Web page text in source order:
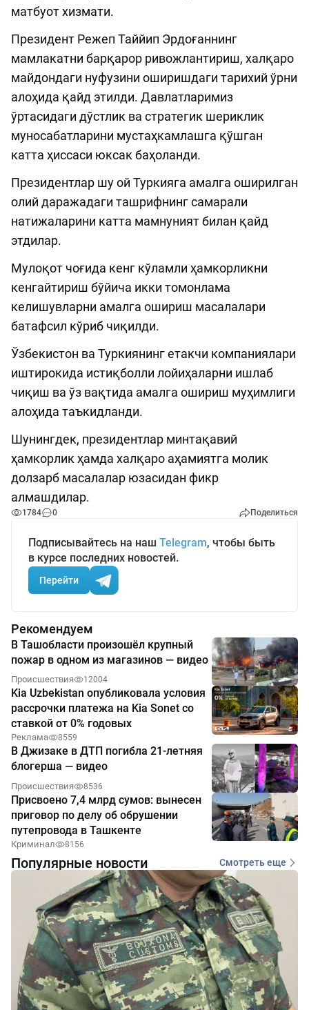
матбуот хизмати.
Президент Режеп Таййип Эрдоғаннинг
мамлакатни барқарор ривожлантириш, халқаро
майдондаги нуфузини оширишдаги тарихий ўрни
алоҳида қайд этилди. Давлатларимиз
ўртасидаги дўстлик ва стратегик шериклик
муносабатларини мустаҳкамлашга қўшган
катта ҳиссаси юксак баҳоланди.
Президентлар шу ой Туркияга амалга оширилган
олий даражадаги ташрифнинг самарали
натижаларини катта мамнуният билан қайд
этдилар.
Мулоқот чоғида кенг кўламли ҳамкорликни
кенгайтириш бўйича икки томонлама
келишувларни амалга ошириш масалалари
батафсил кўриб чиқилди.
Ўзбекистон ва Туркиянинг етакчи компаниялари
иштирокида истиқболли лойиҳаларни ишлаб
чиқиш ва ўз вақтида амалга ошириш муҳимлиги
алоҳида таъкидланди.
Шунингдек, президентлар минтақавий
ҳамкорлик ҳамда халқаро аҳамиятга молик
долзарб масалалар юзасидан фикр
алмашдилар.
1784 0 Поделиться
Подписывайтесь на наш Telegram, чтобы быть
в курсе последних новостей.
Перейти
Рекомендуем
В Ташобласти произошёл крупный
пожар в одном из магазинов — видео
Происшествия 12004
Kia Uzbekistan опубликовала условия
рассрочки платежа на Kia Sonet со
ставкой от 0% годовых
Реклама 8559
В Джизаке в ДТП погибла 21-летняя
блогерша — видео
Происшествия 8536
Присвоено 7,4 млрд сумов: вынесен
приговор по делу об обрушении
путепровода в Ташкенте
Криминал 8156
Популярные новости Смотреть еще